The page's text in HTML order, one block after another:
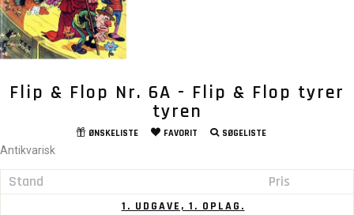
Flip & Flop Nr. 6A - Flip & Flop tyrer
tyren
ØNSKELISTE FAVORIT SØGELISTE
Antikvarisk
Stand Pris
1. UDGAVE, 1. OPLAG.